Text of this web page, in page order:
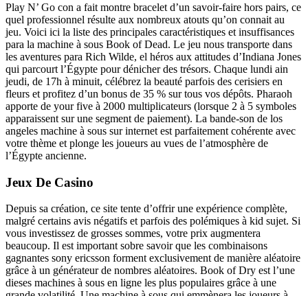
Play N’ Go con a fait montre bracelet d’un savoir-faire hors pairs, ce
quel professionnel résulte aux nombreux atouts qu’on connait au
jeu. Voici ici la liste des principales caractéristiques et insuffisances
para la machine à sous Book of Dead. Le jeu nous transporte dans
les aventures para Rich Wilde, el héros aux attitudes d’Indiana Jones
qui parcourt l’Égypte pour dénicher des trésors. Chaque lundi ain
jeudi, de 17h à minuit, célébrez la beauté parfois des cerisiers en
fleurs et profitez d’un bonus de 35 % sur tous vos dépôts. Pharaoh
apporte de your five à 2000 multiplicateurs (lorsque 2 à 5 symboles
apparaissent sur une segment de paiement). La bande-son de los
angeles machine à sous sur internet est parfaitement cohérente avec
votre thème et plonge les joueurs au vues de l’atmosphère de
l’Égypte ancienne.
Jeux De Casino
Depuis sa création, ce site tente d’offrir une expérience complète,
malgré certains avis négatifs et parfois des polémiques à kid sujet. Si
vous investissez de grosses sommes, votre prix augmentera
beaucoup. Il est important sobre savoir que les combinaisons
gagnantes sony ericsson forment exclusivement de manière aléatoire
grâce à un générateur de nombres aléatoires. Book of Dry est l’une
dieses machines à sous en ligne les plus populaires grâce à une